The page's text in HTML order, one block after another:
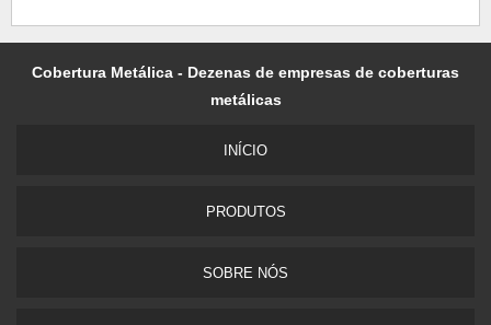
Cobertura Metálica - Dezenas de empresas de coberturas
metálicas
INÍCIO
PRODUTOS
SOBRE NÓS